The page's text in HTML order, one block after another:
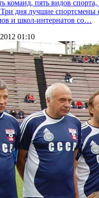
команд, пять видов
Три дня лучшие спортсмены
и школ-интернатов со…
01:10